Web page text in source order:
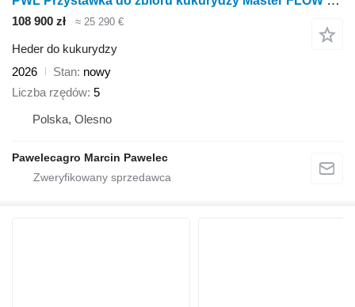
108 900 zł ≈ 25 290 €
Heder do kukurydzy
2026
Stan nowy
Liczba rzędów 5
Polska, Olesno
Pawelecagro Marcin Pawelec